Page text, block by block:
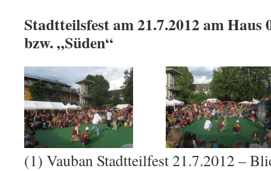
Stadtteilsfest am 21.7.2012 am
bzw. „Süden“
(1) Vauban Stadtteilfest 21.7.2012 –